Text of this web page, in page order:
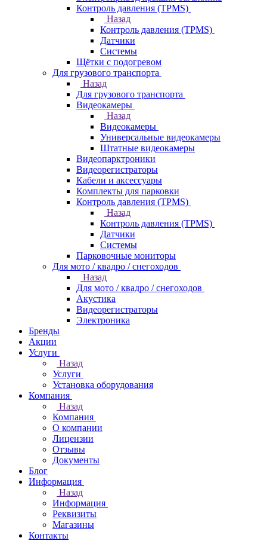
Контроль давления (TPMS)
Назад
Контроль давления (TPMS)
Датчики
Системы
Щётки с подогревом
Для грузового транспорта
Назад
Для грузового транспорта
Видеокамеры
Назад
Видеокамеры
Универсальные видеокамеры
Штатные видеокамеры
Видеопарктроники
Видеорегистраторы
Кабели и аксессуары
Комплекты для парковки
Контроль давления (TPMS)
Назад
Контроль давления (TPMS)
Датчики
Системы
Парковочные мониторы
Для мото / квадро / снегоходов
Назад
Для мото / квадро / снегоходов
Акустика
Видеорегистраторы
Электроника
Бренды
Акции
Услуги
Назад
Услуги
Установка оборудования
Компания
Назад
Компания
О компании
Лицензии
Отзывы
Документы
Блог
Информация
Назад
Информация
Реквизиты
Магазины
Контакты